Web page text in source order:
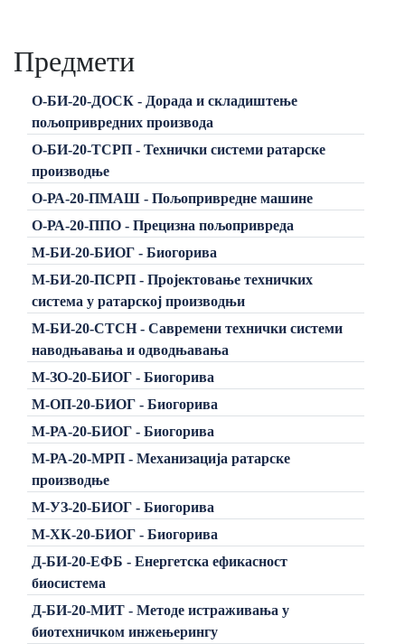
Предмети
О-БИ-20-ДОСК - Дорада и складиштење
пољопривредних производа
О-БИ-20-ТСРП - Технички системи ратарске
производње
О-РА-20-ПМАШ - Пољопривредне машине
О-РА-20-ППО - Прецизна пољопривреда
М-БИ-20-БИОГ - Биогорива
М-БИ-20-ПСРП - Пројектовање техничких
система у ратарској производњи
М-БИ-20-СТСН - Савремени технички системи
наводњавања и одводњавања
М-ЗО-20-БИОГ - Биогорива
М-ОП-20-БИОГ - Биогорива
М-РА-20-БИОГ - Биогорива
М-РА-20-МРП - Механизација ратарске
производње
М-УЗ-20-БИОГ - Биогорива
М-ХК-20-БИОГ - Биогорива
Д-БИ-20-ЕФБ - Енергетска ефикасност
биосистема
Д-БИ-20-МИТ - Методе истраживања у
биотехничком инжењерингу